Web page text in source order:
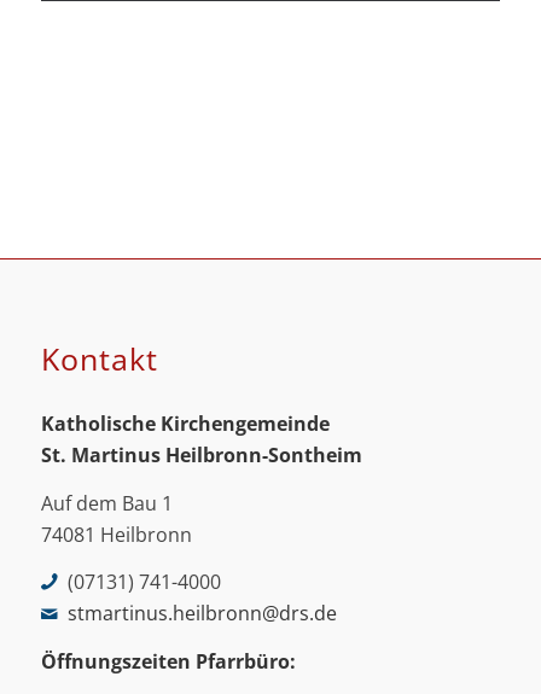
Kontakt
Katholische Kirchengemeinde
St. Martinus Heilbronn-Sontheim
Auf dem Bau 1
74081 Heilbronn
(07131) 741-4000
stmartinus.heilbronn@drs.de
Öffnungszeiten Pfarrbüro: